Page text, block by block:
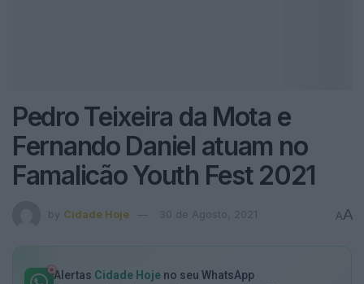
Pedro Teixeira da Mota e
Fernando Daniel atuam no
Famalicão Youth Fest 2021
by Cidade Hoje 30 de Agosto, 2021 AA
Alertas Cidade Hoje no seu WhatsApp